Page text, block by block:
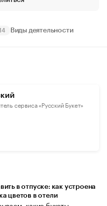
Виды деятельности
сервиса «Русский Букет»
в отпуске: как устроена
цветов в отели